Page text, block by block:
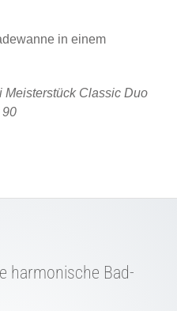
Classic Duo
90
harmonische Bad-